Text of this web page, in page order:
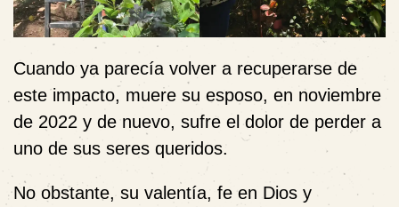
Cuando ya parecía volver a recuperarse de
este impacto, muere su esposo, en noviembre
de 2022 y de nuevo, sufre el dolor de perder a
uno de sus seres queridos.
No obstante, su valentía, fe en Dios y